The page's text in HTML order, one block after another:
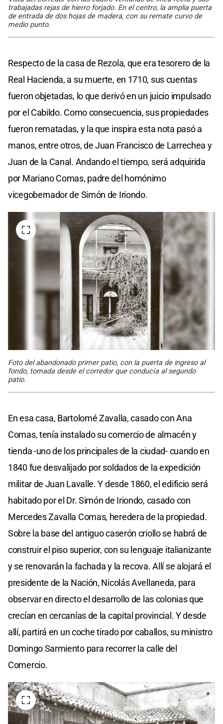
trabajadas rejas de hierro forjado. En el centro, la amplia puerta
de entrada de dos hojas de madera, con su remate curvo de
medio punto.
Respecto de la casa de Rezola, que era tesorero de la
Real Hacienda, a su muerte, en 1710, sus cuentas
fueron objetadas, lo que derivó en un juicio impulsado
por el Cabildo. Como consecuencia, sus propiedades
fueron rematadas, y la que inspira esta nota pasó a
manos, entre otros, de Juan Francisco de Larrechea y
Juan de la Canal. Andando el tiempo, será adquirida
por Mariano Comas, padre del homónimo
vicegobernador de Simón de Iriondo.
Foto del abandonado primer patio, con la puerta de ingreso al
fondo, tomada desde el corredor que conducía al segundo
patio.
En esa casa, Bartolomé Zavalla, casado con Ana
Comas, tenía instalado su comercio de almacén y
tienda -uno de los principales de la ciudad- cuando en
1840 fue desvalijado por soldados de la expedición
militar de Juan Lavalle. Y desde 1860, el edificio será
habitado por el Dr. Simón de Iriondo, casado con
Mercedes Zavalla Comas, heredera de la propiedad.
Sobre la base del antiguo caserón criollo se habrá de
construir el piso superior, con su lenguaje italianizante
y se renovarán la fachada y la recova. Allí se alojará el
presidente de la Nación, Nicolás Avellaneda, para
observar en directo el desarrollo de las colonias que
crecían en cercanías de la capital provincial. Y desde
allí, partirá en un coche tirado por caballos, su ministro
Domingo Sarmiento para recorrer la calle del
Comercio.